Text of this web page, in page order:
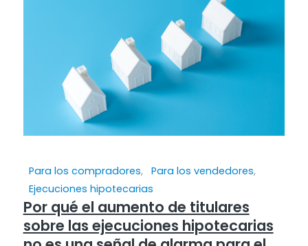
Para los compradores, Para los vendedores,
Ejecuciones hipotecarias
Por qué el aumento de titulares
sobre las ejecuciones hipotecarias